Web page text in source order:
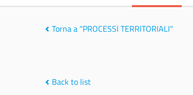
Torna a "PROCESSI TERRITORIALI"
Back to list